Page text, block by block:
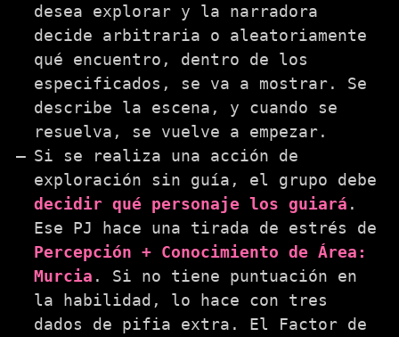
desea explorar y la narradora
decide arbitraria o aleatoriamente
qué encuentro, dentro de los
especificados, se va a mostrar. Se
describe la escena, y cuando se
resuelva, se vuelve a empezar.
Si se realiza una acción de
exploración sin guía, el grupo debe
decidir qué personaje los guiará .
Ese PJ hace una tirada de estrés de
Percepción + Conocimiento de Área:
Murcia . Si no tiene puntuación en
la habilidad, lo hace con tres
dados de pifia extra. El Factor de